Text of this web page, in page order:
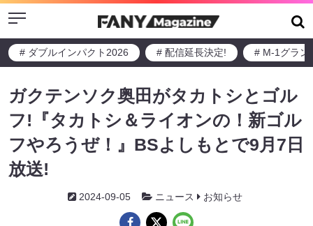
Menu
# ダブルインパクト2026 # 配信延長決定! # M-1グラン
ガクテンソク奥田がタカトシとゴル
フ!『タカトシ＆ライオンの！新ゴル
フやろうぜ！』BSよしもとで9月7日
放送!
2024-09-05 ニュース お知らせ